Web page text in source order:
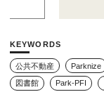
KEYWORDS
公共不動産 Parknize
図書館 Park-PFI